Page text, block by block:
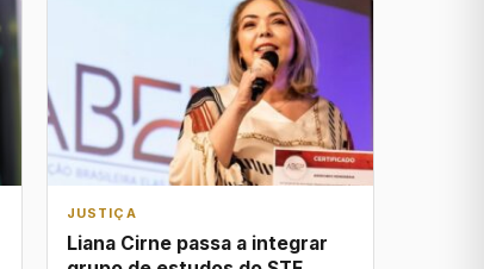
JUSTIÇA
Liana Cirne passa a integrar